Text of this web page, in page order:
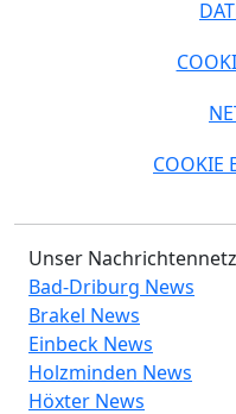
COOKIE
Unser
Bad-Driburg News
Brakel News
Einbeck News
Holzminden News
Höxter News